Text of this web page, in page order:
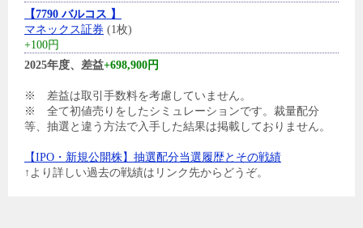
【7790 バルコス 】
マネックス証券 (1枚)
+100円
2025年度、差益+698,900円
※ 差益は取引手数料を考慮していません。
※ 全て初値売りをしたシミュレーションです。裁量配分
等、抽選と違う方法で入手した結果は掲載しておりません。
【IPO・新規公開株】抽選配分当選履歴とその戦績
↑より詳しい過去の戦績はリンク先からどうぞ。